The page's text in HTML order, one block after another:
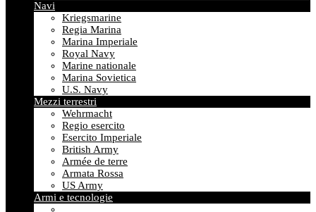
Navi
Kriegsmarine
Regia Marina
Marina Imperiale
Royal Navy
Marine nationale
Marina Sovietica
U.S. Navy
Mezzi terrestri
Wehrmacht
Regio esercito
Esercito Imperiale
British Army
Armée de terre
Armata Rossa
US Army
Armi e tecnologie